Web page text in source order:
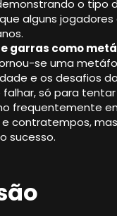
o tipo
alguns
garras como
se uma
e os desafios
só para
frequentemente
contratempos,
sucesso.